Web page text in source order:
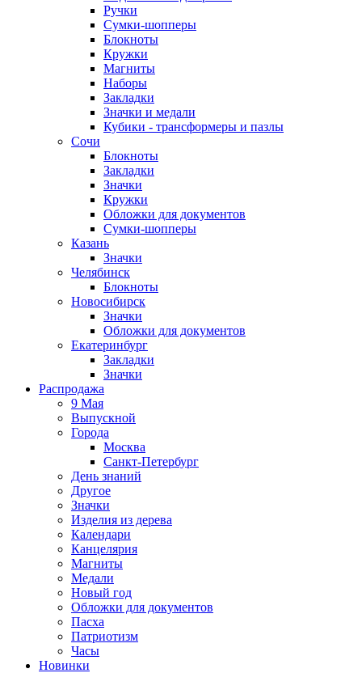
Ручки
Сумки-шопперы
Блокноты
Кружки
Магниты
Наборы
Закладки
Значки и медали
Кубики - трансформеры и пазлы
Сочи
Блокноты
Закладки
Значки
Кружки
Обложки для документов
Сумки-шопперы
Казань
Значки
Челябинск
Блокноты
Новосибирск
Значки
Обложки для документов
Екатеринбург
Закладки
Значки
Распродажа
9 Мая
Выпускной
Города
Москва
Санкт-Петербург
День знаний
Другое
Значки
Изделия из дерева
Календари
Канцелярия
Магниты
Медали
Новый год
Обложки для документов
Пасха
Патриотизм
Часы
Новинки